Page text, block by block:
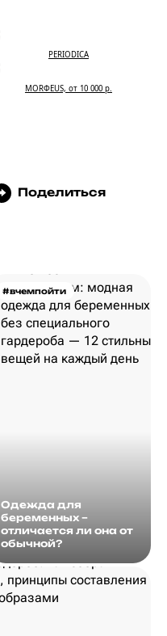
PERIODICA
MORФEUS, от 10 000 р.
Поделиться
#вчемпойти
Одежда для
беременных –
отличается ли она от
обычной?